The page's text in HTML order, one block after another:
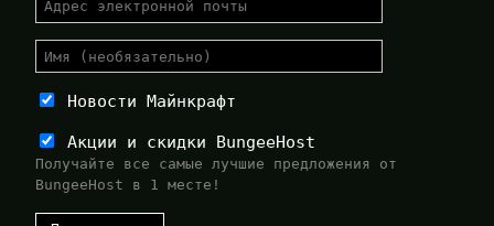
Новости Майнкрафт
Акции и скидки BungeeHost
Получайте все самые лучшие предложения от
BungeeHost в 1 месте!